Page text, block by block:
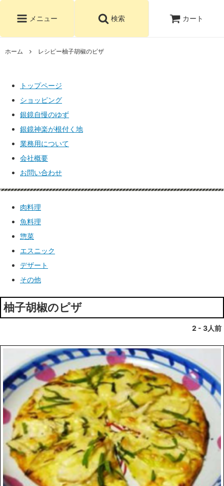
メニュー 検索 カート
ホーム レシピー柚子胡椒のピザ
トップページ
ショッピング
銀鏡自慢のゆず
銀鏡神楽が根付く地
業務用について
会社概要
お問い合わせ
肉料理
魚料理
惣菜
エスニック
デザート
その他
柚子胡椒のピザ
2 - 3人前